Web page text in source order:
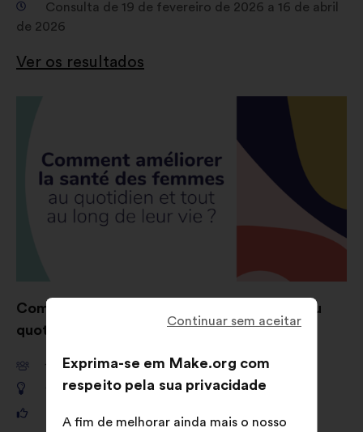
Consulta de 19 de fevereiro de 2026 a 16 de abril
de 2026
Ver os resultados
Comment améliorer la santé des femmes au
quotidien et tout au long de leur vie ?
10 962 participantes
1 257 propostas
161 903
votos
Continuar sem aceitar
Exprima-se em Make.org com
respeito pela sua privacidade
A fim de melhorar ainda mais o nosso